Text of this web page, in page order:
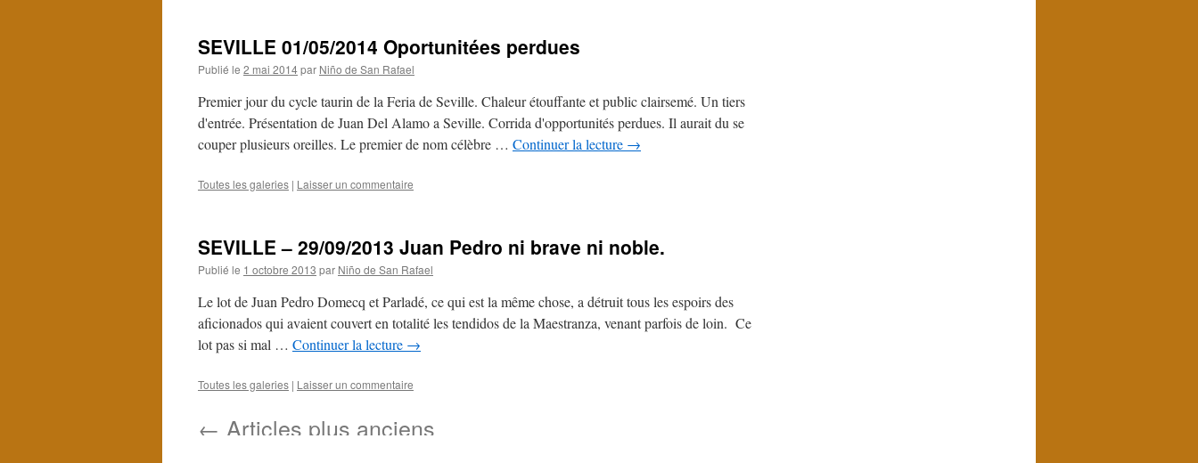
SEVILLE 01/05/2014 Oportunitées perdues
Publié le 2 mai 2014par Niño de San Rafael
Premier jour du cycle taurin de la Feria de Seville. Chaleur étouffante et public clairsemé. Un tiers
d'entrée. Présentation de Juan Del Alamo a Seville. Corrida d'opportunités perdues. Il aurait du se
couper plusieurs oreilles. Le premier de nom célèbre … Continuer la lecture →
Toutes les galeries | Laisser un commentaire
SEVILLE – 29/09/2013 Juan Pedro ni brave ni noble.
Publié le 1 octobre 2013 par Niño de San Rafael
Le lot de Juan Pedro Domecq et Parladé, ce qui est la même chose, a détruit tous les espoirs des
aficionados qui avaient couvert en totalité les tendidos de la Maestranza, venant parfois de loin. Ce
lot pas si mal … Continuer la lecture →
Toutes les galeries | Laisser un commentaire
← Articles plus anciens